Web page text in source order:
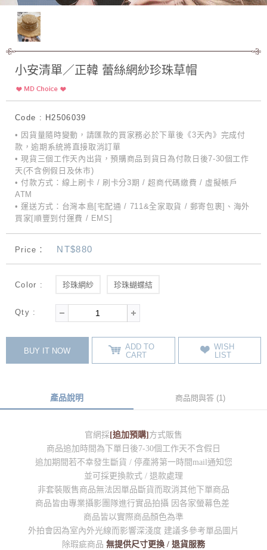
小安清單／正韓 蕾絲網紗珍珠草帽
Code : H2506039
• 因貨量隨時變動，請匯款的買家務必於下單後《3天內》完成付
款，逾期系統將直接取消訂單
• 現貨三個工作天內出貨，預購商品到貨日為付款日後7-30個工作
天(不含例假日及休市)
• 付款方式：線上刷卡 / 刷卡分3期 / 超商代碼繳費 / 虛擬帳戶
ATM
• 運送方式：台灣本島[宅配通 / 711&全家取貨 / 郵寄包裹]、海外
買家[順豐到付運費 / EMS]
Price： NT$880
Color : 珍珠網紗 珍珠蝴蝶結
Qty :
BUY IT NOW
ADD TO
CART
WISH
LIST
產品說明 商品問與答 (1)
官網採 [追加預購] 方式販售
商品追加時間為下單日後7-30個工作天不含假日
追加期間若不幸發生斷貨 / 停產將第一時間mail通知您
並可採更換款式 / 退款處理
非套裝販售商品無法因單品斷貨而取消其他下單商品
商品皆由專業攝影團隊進行實品拍攝 因各家螢幕色差
商品皆以實際商品顏色為準
外拍會因為室內外光線而影響深淺度 建議多參考單品圖片
除瑕疵商品 無提供尺寸更換 / 退貨服務